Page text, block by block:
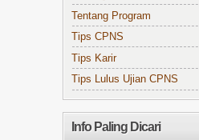
Tentang Program
Tips CPNS
Tips Karir
Tips Lulus Ujian CPNS
Info Paling Dicari